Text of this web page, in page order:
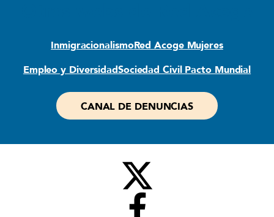
InmigracionalismoRed Acoge Mujeres
Empleo y DiversidadSociedad Civil Pacto Mundial
CANAL DE DENUNCIAS